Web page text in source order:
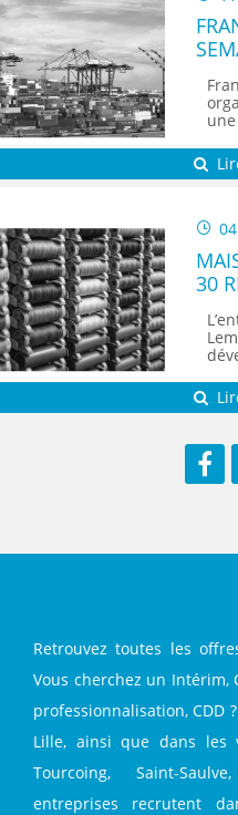
Retrouvez toutes les
Vous cherchez un Intérim,
professionnalisation, CDD
Lille, ainsi que dans les
Tourcoing, Saint-
entreprises recrutent
30